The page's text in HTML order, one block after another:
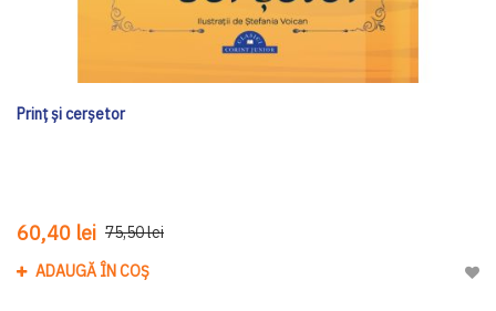
Prinț și cerșetor
60,40 lei 75,50 lei
ADAUGĂ ÎN COȘ